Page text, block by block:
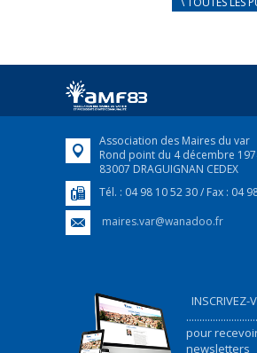
Afin d’accompagner au mieux les
FEUILLETER
Association des Maires du var
Rond point du 4 décembre
83007 DRAGUIGNAN CEDEX
Tél. : 04 98 10 52 30 / Fax : 04
maires.var@wanadoo.fr
INSCRIVEZ-
pour
newsletters